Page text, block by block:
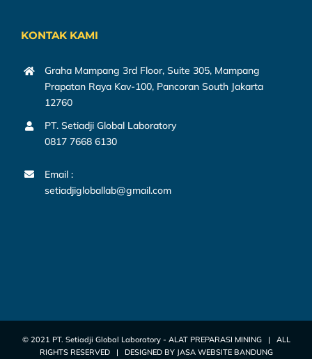
KONTAK KAMI
Graha Mampang 3rd Floor, Suite 305, Mampang
Prapatan Raya Kav-100, Pancoran South Jakarta
12760
PT. Setiadji Global Laboratory
0817 7668 6130
Email :
setiadjigloballab@gmail.com
© 2021 PT. Setiadji Global Laboratory - ALAT PREPARASI MINING| ALL
RIGHTS RESERVED | DESIGNED BY JASA WEBSITE BANDUNG